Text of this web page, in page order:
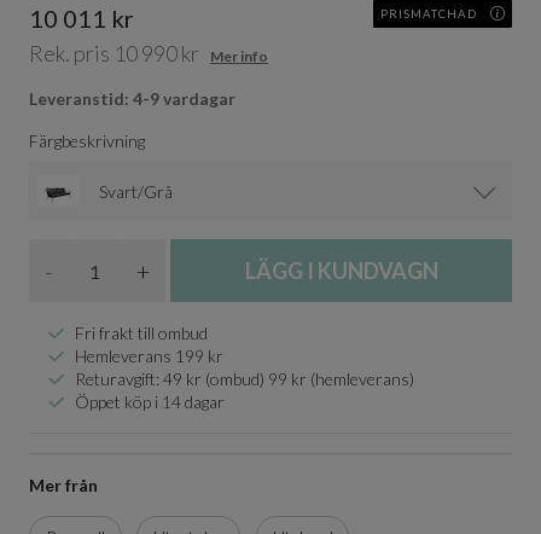
10 011 kr PRISMATCHAD
Rek. pris 10 990 kr Mer info
Leveranstid: 4-9 vardagar
Färgbeskrivning
Svart/Grå
- + LÄGG I KUNDVAGN
Fri frakt till ombud
Hemleverans 199 kr
Returavgift: 49 kr (ombud) 99 kr (hemleverans)
Öppet köp i 14 dagar
Mer från